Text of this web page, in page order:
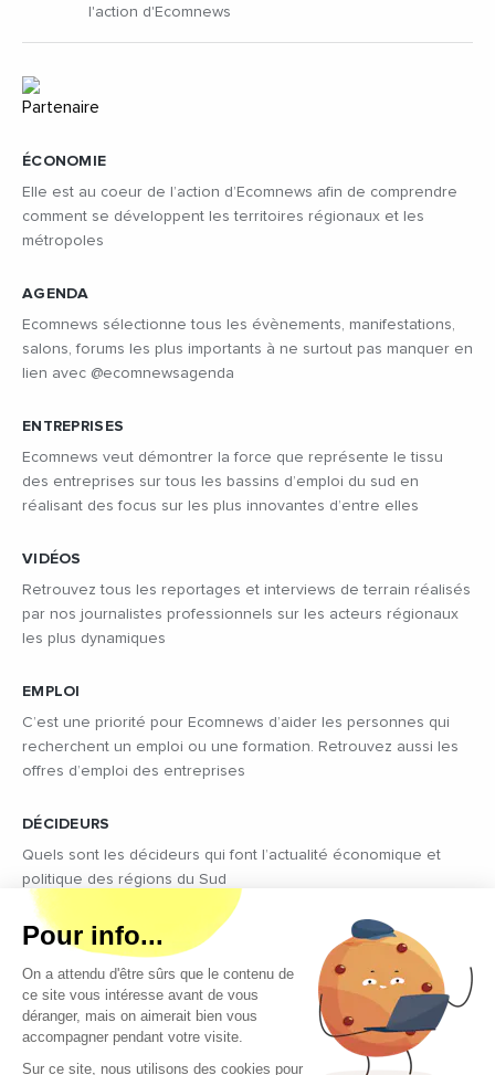
ÉCONOMIE
Elle est au coeur de l’action d’Ecomnews afin de comprendre
comment se développent les territoires régionaux et les
métropoles
AGENDA
Ecomnews sélectionne tous les évènements, manifestations,
salons, forums les plus importants à ne surtout pas manquer en
lien avec @ecomnewsagenda
ENTREPRISES
Ecomnews veut démontrer la force que représente le tissu
des entreprises sur tous les bassins d’emploi du sud en
réalisant des focus sur les plus innovantes d’entre elles
VIDÉOS
Retrouvez tous les reportages et interviews de terrain réalisés
par nos journalistes professionnels sur les acteurs régionaux
les plus dynamiques
EMPLOI
C’est une priorité pour Ecomnews d’aider les personnes qui
recherchent un emploi ou une formation. Retrouvez aussi les
offres d’emploi des entreprises
DÉCIDEURS
Quels sont les décideurs qui font l’actualité économique et
politique des régions du Sud
l'action d'Ecomnews
Copyright © 2026 - Tous droits réservés